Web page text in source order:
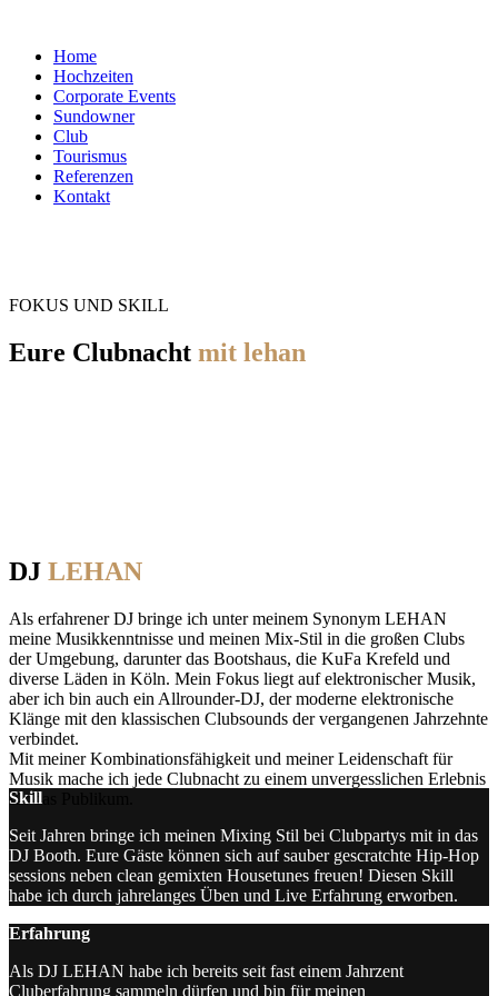
Home
Hochzeiten
Corporate Events
Sundowner
Club
Tourismus
Referenzen
Kontakt
FOKUS UND SKILL
Eure Clubnacht mit lehan
DJ LEHAN
Als erfahrener DJ bringe ich unter meinem Synonym LEHAN
meine Musikkenntnisse und meinen Mix-Stil in die großen Clubs
der Umgebung, darunter das Bootshaus, die KuFa Krefeld und
diverse Läden in Köln. Mein Fokus liegt auf elektronischer Musik,
aber ich bin auch ein Allrounder-DJ, der moderne elektronische
Klänge mit den klassischen Clubsounds der vergangenen Jahrzehnte
verbindet.
Mit meiner Kombinationsfähigkeit und meiner Leidenschaft für
Musik mache ich jede Clubnacht zu einem unvergesslichen Erlebnis
für das Publikum.
Skill
Seit Jahren bringe ich meinen Mixing Stil bei Clubpartys mit in das
DJ Booth. Eure Gäste können sich auf sauber gescratchte Hip-Hop
sessions neben clean gemixten Housetunes freuen! Diesen Skill
habe ich durch jahrelanges Üben und Live Erfahrung erworben.
Erfahrung
Als DJ LEHAN habe ich bereits seit fast einem Jahrzent
Cluberfahrung sammeln dürfen und bin für meinen